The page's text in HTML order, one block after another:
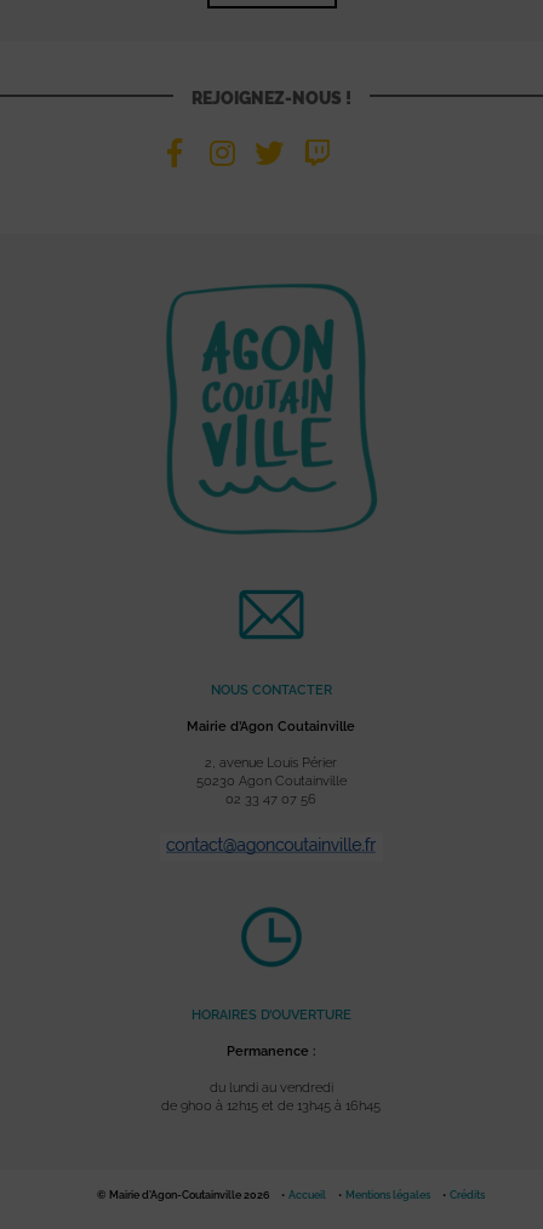
REJOIGNEZ-NOUS !
NOUS CONTACTER
Mairie d’Agon Coutainville
2, avenue Louis Périer
50230 Agon Coutainville
02 33 47 07 56
HORAIRES D’OUVERTURE
Permanence :
du lundi au vendredi
de 9h00 à 12h15 et de 13h45 à 16h45
© Mairie d'Agon-Coutainville 2026 Accueil Mentions légales Crédits